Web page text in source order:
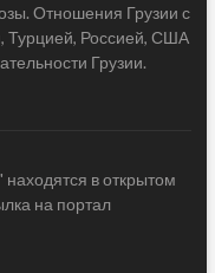
Отношения Грузии с
Турцией, Россией, США
Грузии.
в открытом
на портал